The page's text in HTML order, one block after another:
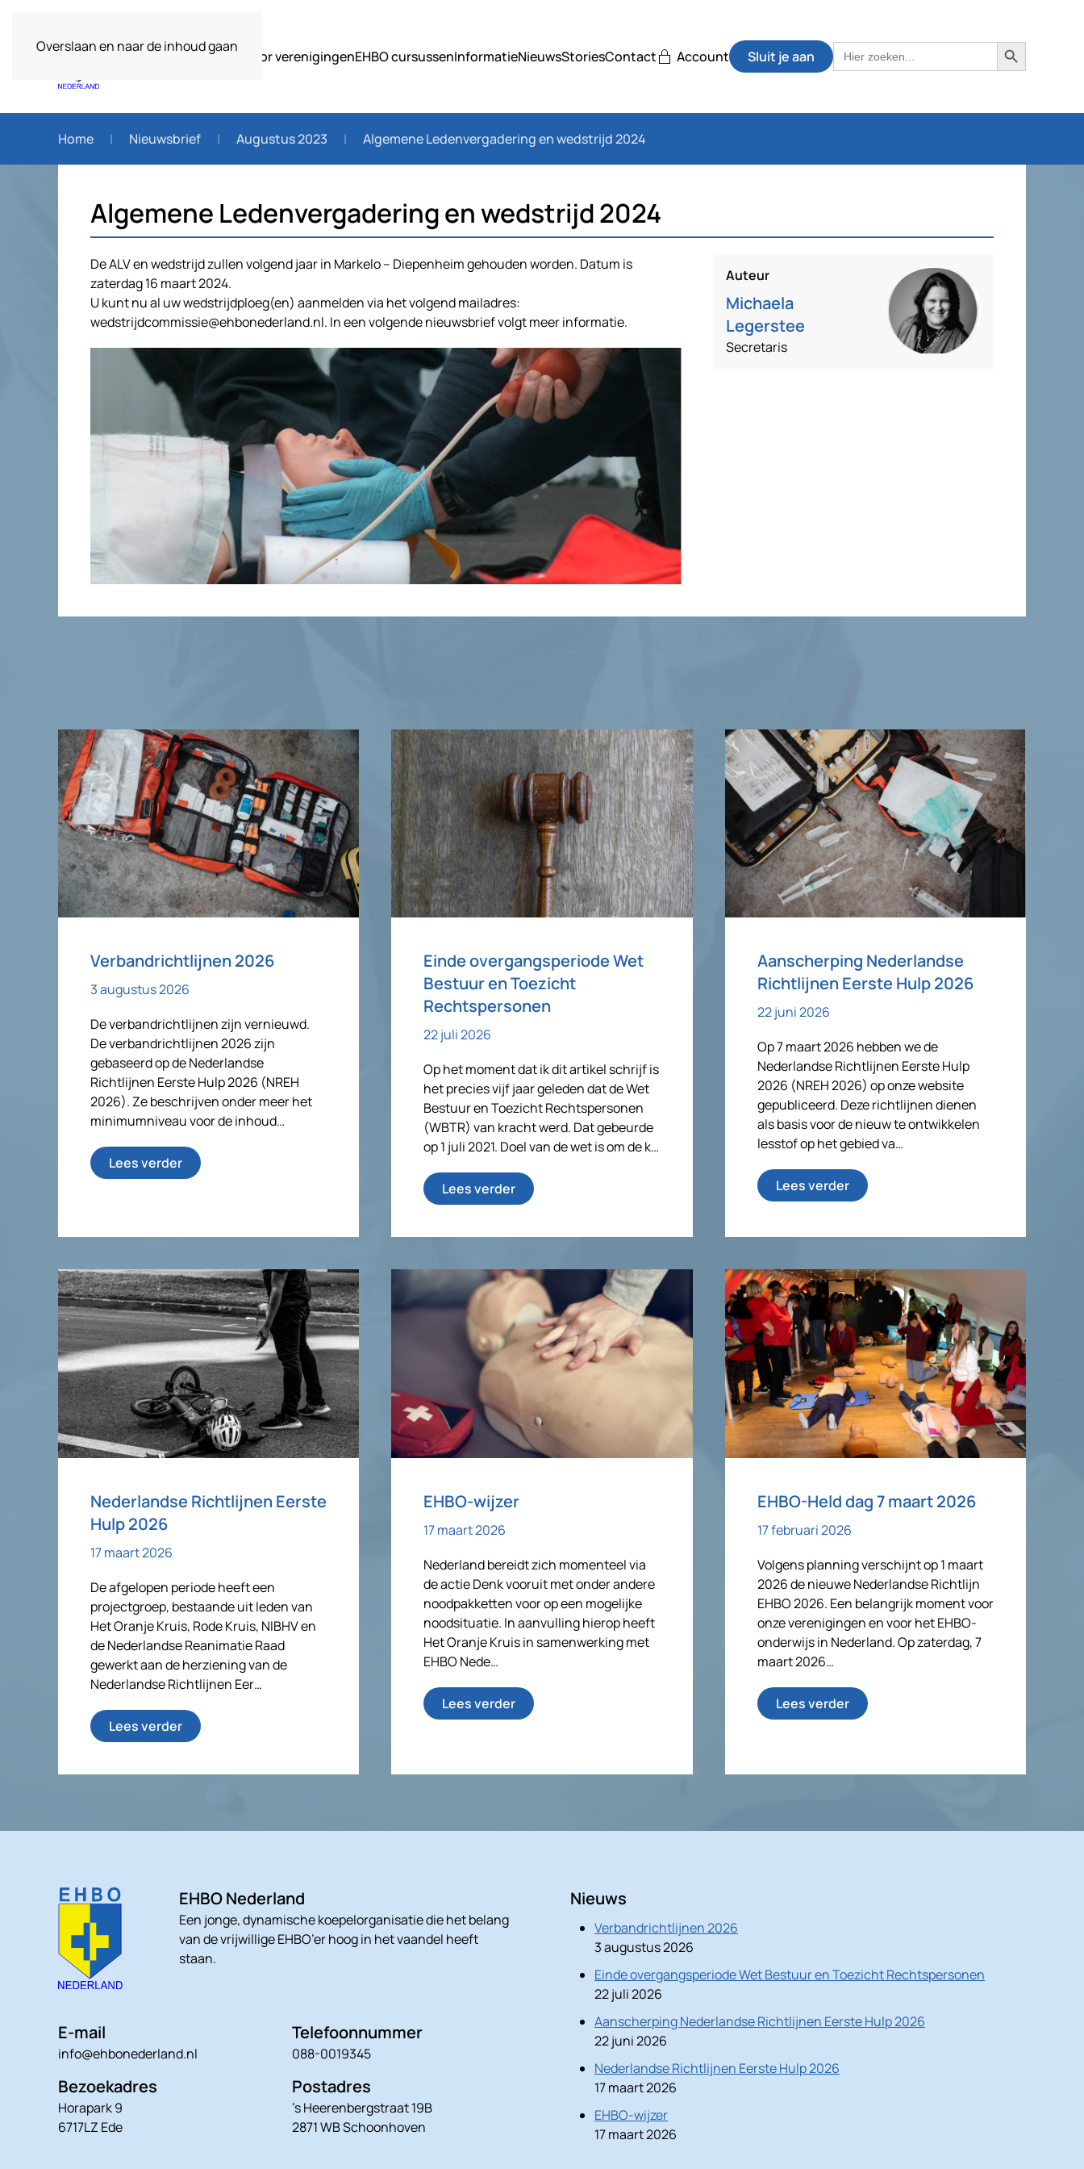
Overslaan en naar de inhoud gaan
Over ons Voor verenigingenEHBO cursussenInformatieNieuwsStoriesContact Account Sluit je aan Zoek
naar:
Zoekknop
Home Nieuwsbrief Augustus 2023 Algemene Ledenvergadering en wedstrijd 2024
Algemene Ledenvergadering en wedstrijd 2024
De ALV en wedstrijd zullen volgend jaar in Markelo – Diepenheim gehouden worden. Datum is
zaterdag 16 maart 2024.
U kunt nu al uw wedstrijdploeg(en) aanmelden via het volgend mailadres:
wedstrijdcommissie@ehbonederland.nl. In een volgende nieuwsbrief volgt meer informatie.
Auteur
Michaela
Legerstee
Secretaris
Verbandrichtlijnen 2026
3 augustus 2026
De verbandrichtlijnen zijn vernieuwd.
De verbandrichtlijnen 2026 zijn
gebaseerd op de Nederlandse
Richtlijnen Eerste Hulp 2026 (NREH
2026). Ze beschrijven onder meer het
minimumniveau voor de inhoud…
Lees verder
Einde overgangsperiode Wet
Bestuur en Toezicht
Rechtspersonen
22 juli 2026
Op het moment dat ik dit artikel schrijf is
het precies vijf jaar geleden dat de Wet
Bestuur en Toezicht Rechtspersonen
(WBTR) van kracht werd. Dat gebeurde
op 1 juli 2021. Doel van de wet is om de k…
Lees verder
Aanscherping Nederlandse
Richtlijnen Eerste Hulp 2026
22 juni 2026
Op 7 maart 2026 hebben we de
Nederlandse Richtlijnen Eerste Hulp
2026 (NREH 2026) op onze website
gepubliceerd. Deze richtlijnen dienen
als basis voor de nieuw te ontwikkelen
lesstof op het gebied va…
Lees verder
Nederlandse Richtlijnen Eerste
Hulp 2026
17 maart 2026
De afgelopen periode heeft een
projectgroep, bestaande uit leden van
Het Oranje Kruis, Rode Kruis, NIBHV en
de Nederlandse Reanimatie Raad
gewerkt aan de herziening van de
Nederlandse Richtlijnen Eer…
Lees verder
EHBO-wijzer
17 maart 2026
Nederland bereidt zich momenteel via
de actie Denk vooruit met onder andere
noodpakketten voor op een mogelijke
noodsituatie. In aanvulling hierop heeft
Het Oranje Kruis in samenwerking met
EHBO Nede…
Lees verder
EHBO-Held dag 7 maart 2026
17 februari 2026
Volgens planning verschijnt op 1 maart
2026 de nieuwe Nederlandse Richtlijn
EHBO 2026. Een belangrijk moment voor
onze verenigingen en voor het EHBO-
onderwijs in Nederland. Op zaterdag, 7
maart 2026…
Lees verder
EHBO Nederland
Een jonge, dynamische koepelorganisatie die het belang
van de vrijwillige EHBO’er hoog in het vaandel heeft
staan.
E-mail
info@ehbonederland.nl
Telefoonnummer
088-0019345
Bezoekadres
Horapark 9
6717LZ Ede
Postadres
’s Heerenbergstraat 19B
2871 WB Schoonhoven
Nieuws
Verbandrichtlijnen 2026
3 augustus 2026
Einde overgangsperiode Wet Bestuur en Toezicht Rechtspersonen
22 juli 2026
Aanscherping Nederlandse Richtlijnen Eerste Hulp 2026
22 juni 2026
Nederlandse Richtlijnen Eerste Hulp 2026
17 maart 2026
EHBO-wijzer
17 maart 2026